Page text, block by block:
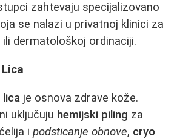
zahtevaju specijalizovano
se nalazi u privatnoj klinici za
dermatološkoj ordinaciji.
lica je osnova zdrave kože.
uključuju hemijski piling za
i podsticanje obnove, cryo